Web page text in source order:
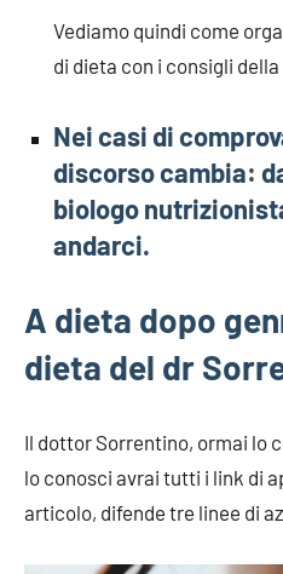
Vediamo quindi come
di dieta con i consigli
Nei casi di
discorso cambia:
biologo
andarci.
A dieta dopo
dieta del dr
Il dottor Sorrentino, ormai lo
lo conosci avrai tutti i link di
articolo, difende tre linee di